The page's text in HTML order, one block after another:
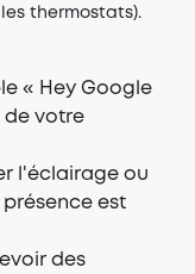
thermostats).
« Hey Google
de votre
l'éclairage ou
est
des